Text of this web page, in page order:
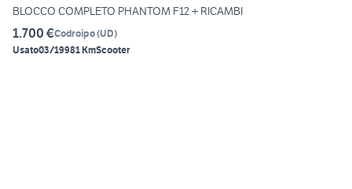
BLOCCO COMPLETO PHANTOM F12 + RICAMBI
1.700 €Codroipo(UD)
Usato03/19981 KmScooter